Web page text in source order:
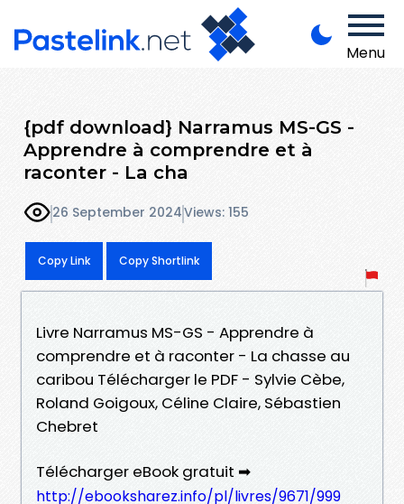
Menu
{pdf download} Narramus MS-GS -
Apprendre à comprendre et à
raconter - La cha
26 September 2024Views: 155
Copy Link Copy Shortlink
Livre Narramus MS-GS - Apprendre à
comprendre et à raconter - La chasse au
caribou Télécharger le PDF - Sylvie Cèbe,
Roland Goigoux, Céline Claire, Sébastien
Chebret
Télécharger eBook gratuit ➡
http://ebooksharez.info/pl/livres/9671/999